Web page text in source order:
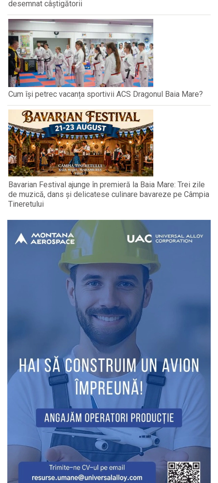
desemnat câștigătorii
Cum își petrec vacanța sportivii ACS Dragonul Baia Mare?
Bavarian Festival ajunge în premieră la Baia Mare: Trei zile
de muzică, dans și delicatese culinare bavareze pe Câmpia
Tineretului